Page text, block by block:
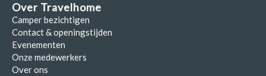
Over Travelhome
Camper bezichtigen
Contact & openingstijden
Evenementen
Onze medewerkers
Over ons